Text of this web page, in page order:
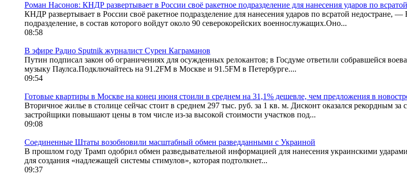
Роман Насонов: КНДР развертывает в России своё ракетное подразделение для нанесения ударов по
КНДР развертывает в России своё ракетное подразделение для нанесения ударов по всратой недостране,
подразделение, в состав которого войдут около 90 северокорейских военнослужащих.Оно...
08:58
В эфире Радио Sputnik журналист Сурен Каграманов
Путин подписал закон об ограничениях для осужденных релокантов; в Госдуме ответили собравшейся
музыку Паулса.Подключайтесь на 91.2FM в Москве и 91.5FM в Петербурге....
09:54
Готовые квартиры в Москве на конец июня стоили в среднем на 31,1% дешевле, чем предложения в
Вторичное жилье в столице сейчас стоит в среднем 297 тыс. руб. за 1 кв. м. Дисконт оказался рекордным
застройщики повышают цены в том числе из-за высокой стоимости участков под...
09:08
Соединенные Штаты возобновили масштабный обмен разведданными с Украиной
В прошлом году Трамп одобрил обмен разведывательной информацией для нанесения украинскими
для создания «надлежащей системы стимулов», которая подтолкнет...
09:37